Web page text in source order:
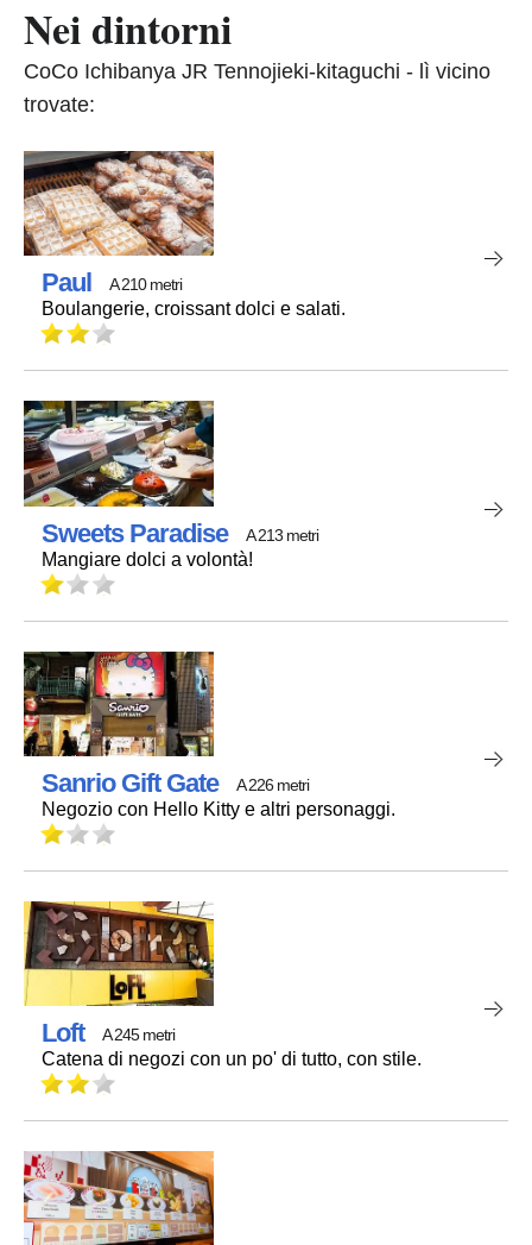
Nei dintorni
CoCo Ichibanya JR Tennojieki-kitaguchi - lì vicino
trovate:
Paul A 210 metri
Boulangerie, croissant dolci e salati.
Sweets Paradise A 213 metri
Mangiare dolci a volontà!
Sanrio Gift Gate A 226 metri
Negozio con Hello Kitty e altri personaggi.
Loft A 245 metri
Catena di negozi con un po' di tutto, con stile.